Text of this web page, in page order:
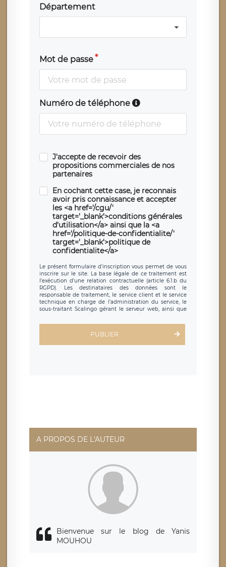
Département
Mot de passe
Numéro de téléphone
J'accepte de recevoir des
propositions commerciales de nos
partenaires
En cochant cette case, je reconnais
avoir pris connaissance et accepter
les <a href='/cgu/'
target='_blank'>conditions générales
d'utilisation</a> ainsi que la <a
href='/politique-de-confidentialite/'
target='_blank'>politique de
confidentialite</a>
Le présent formulaire d’inscription vous permet de vous
inscrire sur le site. La base légale de ce traitement est
l’exécution d’une relation contractuelle (article 6.1.b du
RGPD). Les destinataires des données sont le
responsable de traitement, le service client et le service
technique en charge de l’administration du service, le
sous-traitant Scalingo gérant le serveur web, ainsi que
toute personne légalement autorisée. Le formulaire
d’inscription est hébergé sur un serveur hébergé par
clauses de
protection conformes au RGPD
. Les données collectées
sont conservées jusqu’à ce que l’Internaute en sollicite la
rue Léopold Sédar Senghor, joignable à l’adresse mail :
responsabledetraitement@legavox.fr. Vous avez
également le droit d’introduire une réclamation auprès
d’une autorité de contrôle.
PUBLIER
A PROPOS DE L'AUTEUR
Bienvenue sur le blog de Yanis
MOUHOU